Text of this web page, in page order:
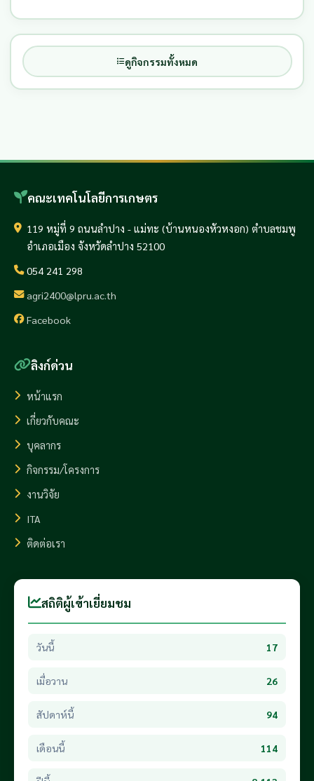
ดูกิจกรรมทั้งหมด
คณะเทคโนโลยีการเกษตร
119 หมู่ที่ 9 ถนนลำปาง - แม่ทะ (บ้านหนองหัวหงอก) ตำบลชมพู
อำเภอเมือง จังหวัดลำปาง 52100
054 241 298
agri2400@lpru.ac.th
Facebook
ลิงก์ด่วน
หน้าแรก
เกี่ยวกับคณะ
บุคลากร
กิจกรรม/โครงการ
งานวิจัย
ITA
ติดต่อเรา
สถิติผู้เข้าเยี่ยมชม
วันนี้ 17
เมื่อวาน 26
สัปดาห์นี้ 94
เดือนนี้ 114